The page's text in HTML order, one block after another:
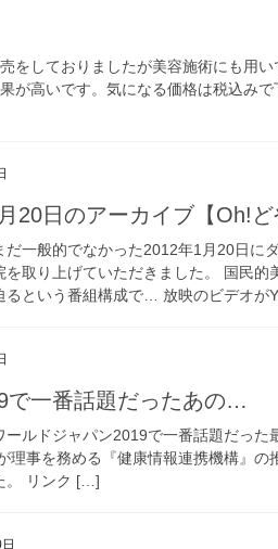
をしておりましたが美容施術にも用
が高いです。気になる価格は税込み
20日のアーカイブ【Oh!ど
だ一般的でなかった2012年1月20日に
を取り上げていただきました。 国民
るという番組構成で… 放映のビデオが
で一番話題だったあの…
ールドジャパン2019で一番話題だった
事を務める『健康情報連携機構』の
。 リンク […]